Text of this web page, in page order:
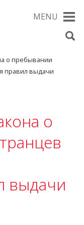
MENU
о пребывании
правил выдачи
о
выдачи